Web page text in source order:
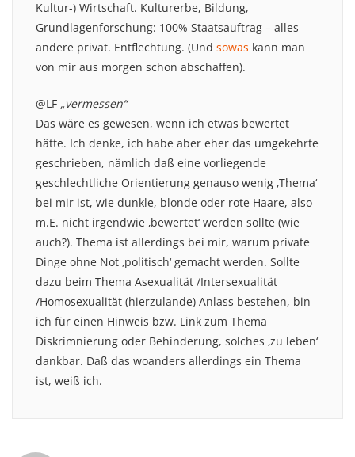
Kultur-) Wirtschaft. Kulturerbe, Bildung,
Grundlagenforschung: 100% Staatsauftrag – alles
andere privat. Entflechtung. (Und sowas kann man
von mir aus morgen schon abschaffen).
@LF „vermessen“
Das wäre es gewesen, wenn ich etwas bewertet
hätte. Ich denke, ich habe aber eher das umgekehrte
geschrieben, nämlich daß eine vorliegende
geschlechtliche Orientierung genauso wenig ‚Thema‘
bei mir ist, wie dunkle, blonde oder rote Haare, also
m.E. nicht irgendwie ‚bewertet‘ werden sollte (wie
auch?). Thema ist allerdings bei mir, warum private
Dinge ohne Not ‚politisch‘ gemacht werden. Sollte
dazu beim Thema Asexualität /Intersexualität
/Homosexualität (hierzulande) Anlass bestehen, bin
ich für einen Hinweis bzw. Link zum Thema
Diskrimnierung oder Behinderung, solches ‚zu leben‘
dankbar. Daß das woanders allerdings ein Thema
ist, weiß ich.